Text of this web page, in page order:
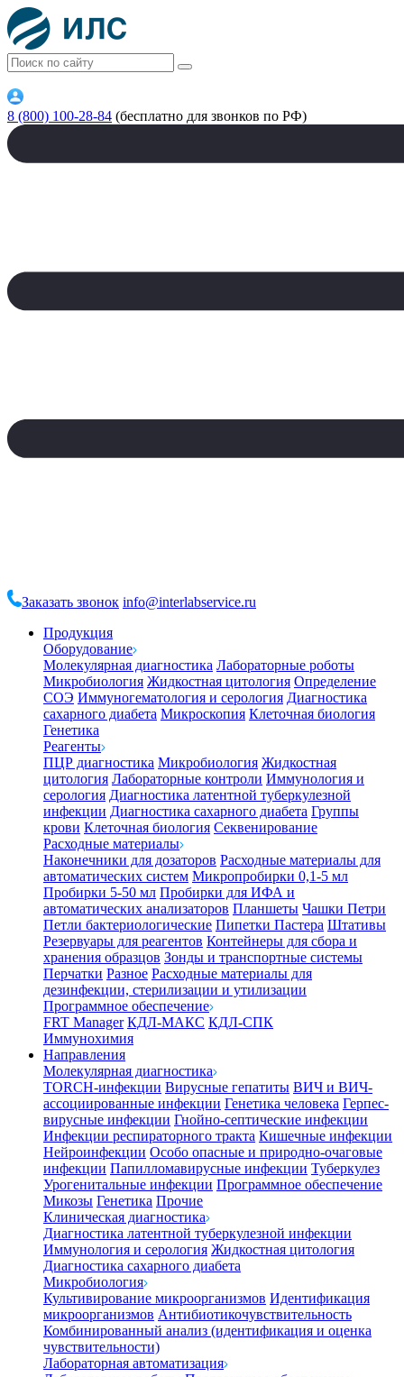
8 (800) 100-28-84 (бесплатно для звонков по РФ)
Заказать звонок info@interlabservice.ru
Продукция
Оборудование
Молекулярная диагностика Лабораторные роботы
Микробиология Жидкостная цитология Определение
СОЭ Иммуногематология и серология Диагностика
сахарного диабета Микроскопия Клеточная биология
Генетика
Реагенты
ПЦР диагностика Микробиология Жидкостная
цитология Лабораторные контроли Иммунология и
серология Диагностика латентной туберкулезной
инфекции Диагностика сахарного диабета Группы
крови Клеточная биология Секвенирование
Расходные материалы
Наконечники для дозаторов Расходные материалы для
автоматических систем Микропробирки 0,1-5 мл
Пробирки 5-50 мл Пробирки для ИФА и
автоматических анализаторов Планшеты Чашки Петри
Петли бактериологические Пипетки Пастера Штативы
Резервуары для реагентов Контейнеры для сбора и
хранения образцов Зонды и транспортные системы
Перчатки Разное Расходные материалы для
дезинфекции, стерилизации и утилизации
Программное обеспечение
FRT Manager КДЛ-МАКС КДЛ-СПК
Иммунохимия
Направления
Молекулярная диагностика
TORCH-инфекции Вирусные гепатиты ВИЧ и ВИЧ-
ассоциированные инфекции Генетика человека Герпес-
вирусные инфекции Гнойно-септические инфекции
Инфекции респираторного тракта Кишечные инфекции
Нейроинфекции Особо опасные и природно-очаговые
инфекции Папилломавирусные инфекции Туберкулез
Урогенитальные инфекции Программное обеспечение
Микозы Генетика Прочие
Клиническая диагностика
Диагностика латентной туберкулезной инфекции
Иммунология и серология Жидкостная цитология
Диагностика сахарного диабета
Микробиология
Культивирование микроорганизмов Идентификация
микроорганизмов Антибиотикочувствительность
Комбинированный анализ (идентификация и оценка
чувствительности)
Лабораторная автоматизация